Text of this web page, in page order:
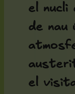
el nucli
de nau
el